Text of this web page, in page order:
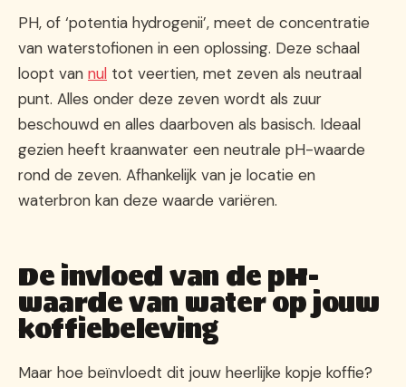
PH, of ‘potentia hydrogenii’, meet de concentratie
van waterstofionen in een oplossing. Deze schaal
loopt van nul tot veertien, met zeven als neutraal
punt. Alles onder deze zeven wordt als zuur
beschouwd en alles daarboven als basisch. Ideaal
gezien heeft kraanwater een neutrale pH-waarde
rond de zeven. Afhankelijk van je locatie en
waterbron kan deze waarde variëren.
De invloed van de pH-
waarde van water op jouw
koffiebeleving
Maar hoe beïnvloedt dit jouw heerlijke kopje koffie?